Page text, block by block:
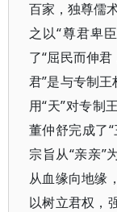
百家，独尊儒
之以“尊君卑
了“屈民而伸
君”是与专制
用“天”对专制
董仲舒完成了
宗旨从“亲亲”
从血缘向地缘
以树立君权，